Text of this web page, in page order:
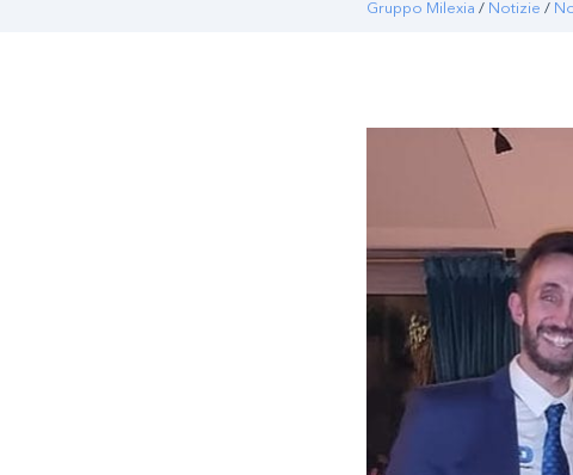
Gruppo Milexia / Notizie /